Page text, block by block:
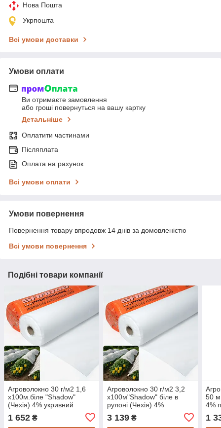
Нова Пошта
Укрпошта
Всі умови доставки
Умови оплати
Ви отримаєте замовлення
або гроші повернуться на вашу картку
Детальніше
Оплатити частинами
Післяплата
Оплата на рахунок
Всі умови оплати
Умови повернення
Повернення товару впродовж 14 днів за домовленістю
Всі умови повернення
Подібні товари компанії
Агроволокно 30 г/м2 1,6
х100м.біле "Shadow"
(Чехія) 4% укривний
1 652 ₴
Агроволокно 30 г/м2 3,2
х100м"Shadow" біле в
рулоні (Чехія) 4%
городу
3 139₴
50 м
4%
1